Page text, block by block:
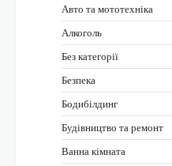
Авто та мототехніка
Алкоголь
Без категорії
Безпека
Бодибілдинг
Будівництво та ремонт
Ванна кімната